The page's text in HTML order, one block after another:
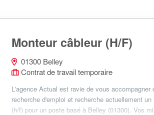
Monteur câbleur (H/F)
01300 Belley
Contrat de travail temporaire
L'agence Actual est ravie de vous accompagner
recherche d'emploi et recherche actuellement
(h/f) pour un poste basé à Belley (01300). Vos